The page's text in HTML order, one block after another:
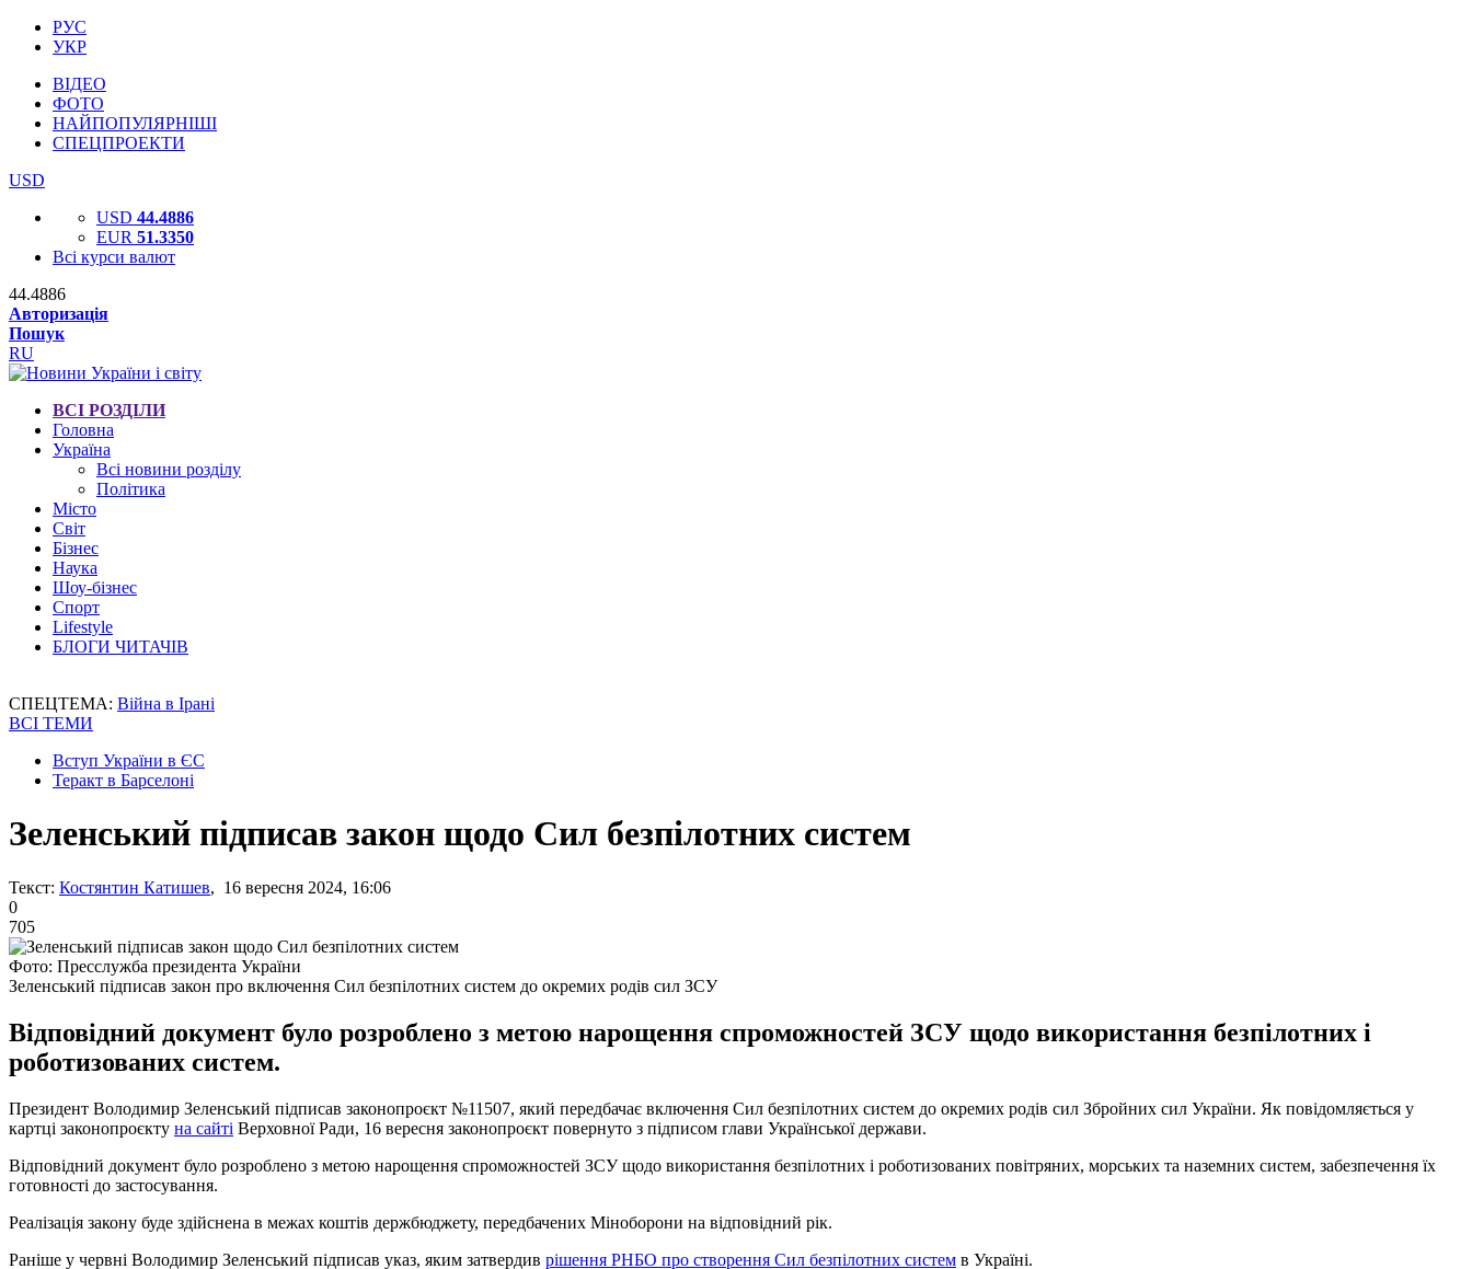
РУС
УКР
ВІДЕО
ФОТО
НАЙПОПУЛЯРНІШІ
СПЕЦПРОЕКТИ
USD
USD 44.4886
EUR 51.3350
Всі курси валют
44.4886
Авторизація
Пошук
RU
ВСІ РОЗДІЛИ
Головна
Україна
Всі новини розділу
Політика
Місто
Світ
Бізнес
Наука
Шоу-бізнес
Спорт
Lifestyle
БЛОГИ ЧИТАЧІВ
СПЕЦТЕМА: Війна в Ірані
ВСІ ТЕМИ
Вступ України в ЄС
Теракт в Барселоні
Зеленський підписав закон щодо Сил безпілотних систем
Текст: Костянтин Катишев, 16 вересня 2024, 16:06
0
705
Фото: Пресслужба президента України
Зеленський підписав закон про включення Сил безпілотних систем до окремих родів сил ЗСУ
Відповідний документ було розроблено з метою нарощення спроможностей ЗСУ щодо використання безпілотних і
роботизованих систем.
Президент Володимир Зеленський підписав законопроєкт №11507, який передбачає включення Сил безпілотних систем до окремих родів сил Збройних сил України. Як повідомляється у
картці законопроєкту на сайті Верховної Ради, 16 вересня законопроєкт повернуто з підписом глави Української держави.
Відповідний документ було розроблено з метою нарощення спроможностей ЗСУ щодо використання безпілотних і роботизованих повітряних, морських та наземних систем, забезпечення їх
готовності до застосування.
Реалізація закону буде здійснена в межах коштів держбюджету, передбачених Міноборони на відповідний рік.
Раніше у червні Володимир Зеленський підписав указ, яким затвердив рішення РНБО про створення Сил безпілотних систем в Україні.